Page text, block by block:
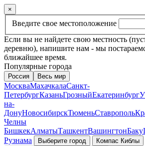
×
Введите свое местоположение
Если вы не найдете свою местность
деревню), напишите нам - мы
ближайшее время.
Популярные города
Россия Весь мир
МоскваМахачкалаСанкт-
ПетербургКазаньГрозныйЕкатеринбург
на-
ДонуНовосибирскТюменьСтаврополь
Челны
БишкекАлматыТашкентВашингтонБаку
Рузнама
Выберите город
Компас Киблы